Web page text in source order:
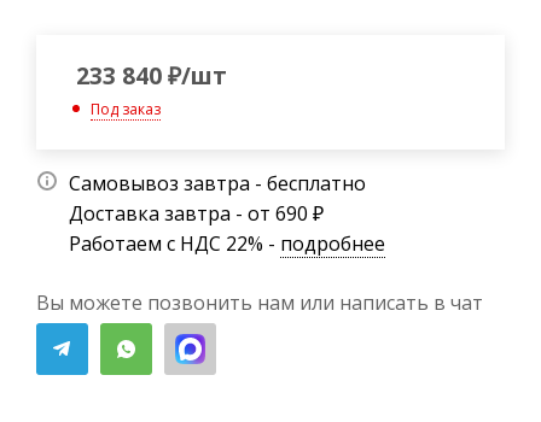
233 840₽/шт
Под заказ
Самовывоз завтра - бесплатно
Доставка завтра - от 690 ₽
Работаем с НДС 22% - подробнее
Вы можете позвонить нам или написать в чат